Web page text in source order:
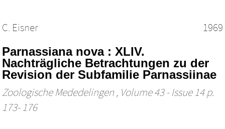
C. Eisner 1969
Parnassiana nova : XLIV.
Nachträgliche Betrachtungen zu der
Revision der Subfamilie Parnassiinae
Zoologische Mededelingen , Volume 43 - Issue 14 p.
173- 176